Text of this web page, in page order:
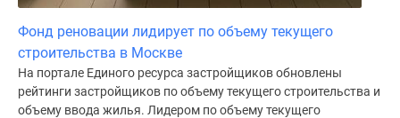
Фонд реновации лидирует по объему текущего
строительства в Москве
На портале Единого ресурса застройщиков обновлены
рейтинги застройщиков по объему текущего строительства и
объему ввода жилья. Лидером по объему текущего